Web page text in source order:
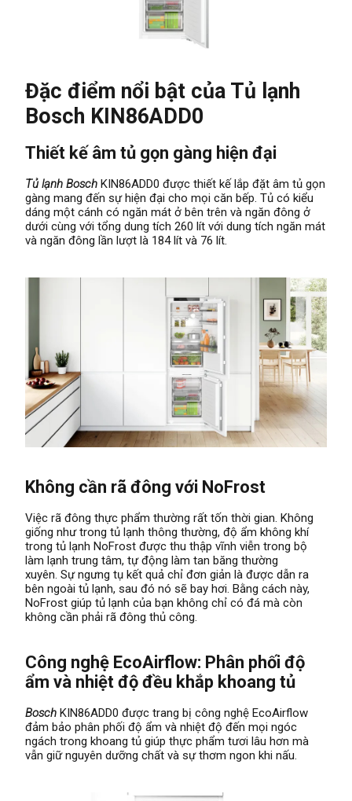
Đặc điểm nổi bật của Tủ lạnh
Bosch KIN86ADD0
Thiết kế âm tủ gọn gàng hiện đại
Tủ lạnh Bosch KIN86ADD0 được thiết kế lắp đặt âm tủ gọn
gàng mang đến sự hiện đại cho mọi căn bếp. Tủ có kiểu
dáng một cánh có ngăn mát ở bên trên và ngăn đông ở
dưới cùng với tổng dung tích 260 lít với dung tích ngăn mát
và ngăn đông lần lượt là 184 lít và 76 lít.
Không cần rã đông với NoFrost
Việc rã đông thực phẩm thường rất tốn thời gian. Không
giống như trong tủ lạnh thông thường, độ ẩm không khí
trong tủ lạnh NoFrost được thu thập vĩnh viễn trong bộ
làm lạnh trung tâm, tự động làm tan băng thường
xuyên. Sự ngưng tụ kết quả chỉ đơn giản là được dẫn ra
bên ngoài tủ lạnh, sau đó nó sẽ bay hơi. Bằng cách này,
NoFrost giúp tủ lạnh của bạn không chỉ có đá mà còn
không cần phải rã đông thủ công.
Công nghệ EcoAirflow: Phân phối độ
ẩm và nhiệt độ đều khắp khoang tủ
Bosch KIN86ADD0 được trang bị công nghệ EcoAirflow
đảm bảo phân phối độ ẩm và nhiệt độ đến mọi ngóc
ngách trong khoang tủ giúp thực phẩm tươi lâu hơn mà
vẫn giữ nguyên dưỡng chất và sự thơm ngon khi nấu.